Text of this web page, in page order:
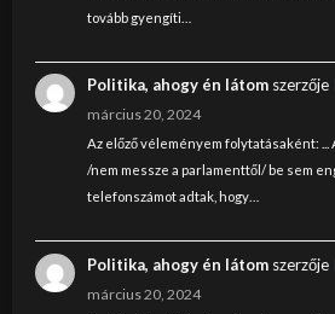
tovább gyengíti…
Politika, ahogy én látomszerzője
március 20, 2024
Az előző véleményem folytatásaként:
/nem messze a parlamenttől/ be sem
telefonszámot adtak, hogy…
Politika, ahogy én látomszerzője
március 20, 2024